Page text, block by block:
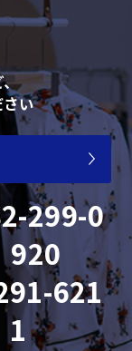
い
299-0
920
621
1